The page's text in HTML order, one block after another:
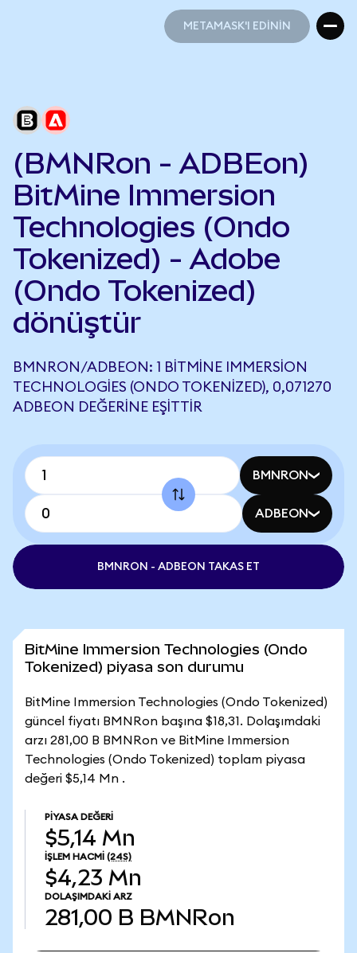
METAMASK'I EDİNİN
(BMNRon - ADBEon)
BitMine Immersion
Technologies (Ondo
Tokenized) - Adobe
(Ondo Tokenized)
dönüştür
BMNRON/ADBEON: 1 BITMINE IMMERSION
TECHNOLOGIES (ONDO TOKENIZED), 0,071270
ADBEON DEĞERINE EŞITTIR
BMNRON
ADBEON
BMNRON - ADBEON TAKAS ET
BitMine Immersion Technologies (Ondo
Tokenized) piyasa son durumu
BitMine Immersion Technologies (Ondo Tokenized)
güncel fiyatı BMNRon başına $18,31. Dolaşımdaki
arzı 281,00 B BMNRon ve BitMine Immersion
Technologies (Ondo Tokenized) toplam piyasa
değeri $5,14 Mn .
PIYASA DEĞERI
$5,14 Mn
İŞLEM HACMI (24S)
$4,23 Mn
DOLAŞIMDAKI ARZ
281,00 B BMNRon